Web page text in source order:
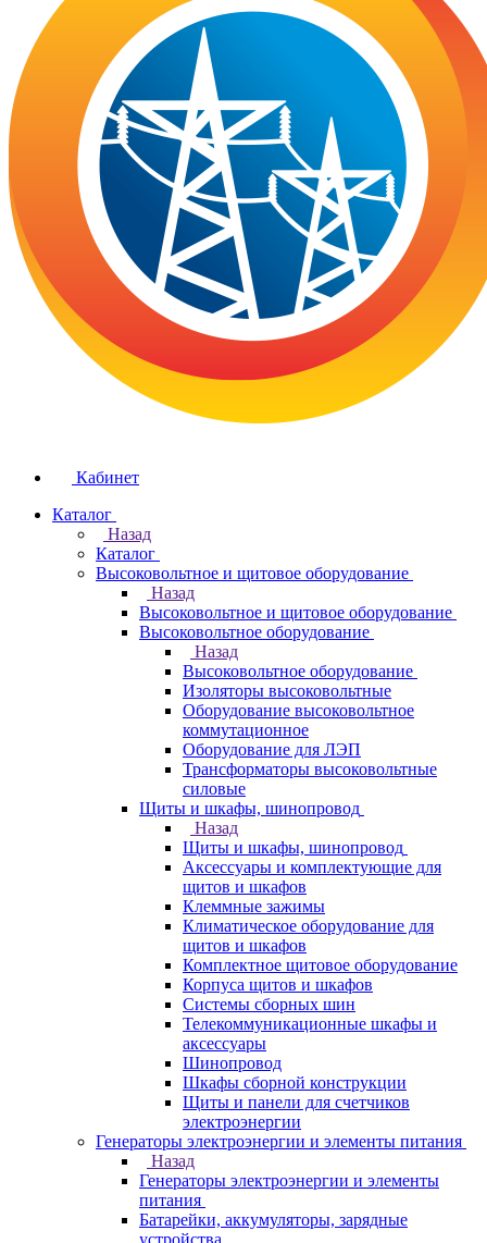
Кабинет
Каталог
Назад
Каталог
Высоковольтное и щитовое оборудование
Назад
Высоковольтное и щитовое оборудование
Высоковольтное оборудование
Назад
Высоковольтное оборудование
Изоляторы высоковольтные
Оборудование высоковольтное
коммутационное
Оборудование для ЛЭП
Трансформаторы высоковольтные
силовые
Щиты и шкафы, шинопровод
Назад
Щиты и шкафы, шинопровод
Аксессуары и комплектующие для
щитов и шкафов
Клеммные зажимы
Климатическое оборудование для
щитов и шкафов
Комплектное щитовое оборудование
Корпуса щитов и шкафов
Системы сборных шин
Телекоммуникационные шкафы и
аксессуары
Шинопровод
Шкафы сборной конструкции
Щиты и панели для счетчиков
электроэнергии
Генераторы электроэнергии и элементы питания
Назад
Генераторы электроэнергии и элементы
питания
Батарейки, аккумуляторы, зарядные
устройства